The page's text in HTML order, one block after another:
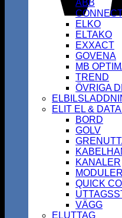
ABB
ELKO
ELTAKO
EXXACT
GOVENA
MB
TREND
ÖVRIGA
ELIT EL &
BORD
GOLV
KANALER
QUICK
VÄGG
ELUTTAG